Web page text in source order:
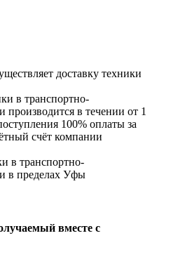
доставку техники
в транспортно-
в течении от 1
100% оплаты за
счёт компании
в транспортно-
в пределах Уфы
вместе с